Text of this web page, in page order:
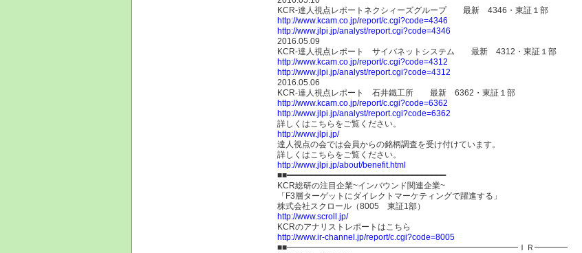
KCR-達人視点レポートネクシィーズグループ 最新 4346・東証１部
http://www.kcam.co.jp/report/c.cgi?code=4346
http://www.jlpi.jp/analyst/report.cgi?code=4346
2016.05.09
KCR-達人視点レポート サイバネットシステム 最新 4312・東証１部
http://www.kcam.co.jp/report/c.cgi?code=4312
http://www.jlpi.jp/analyst/report.cgi?code=4312
2016.05.06
KCR-達人視点レポート 石井鐵工所 最新 6362・東証１部
http://www.kcam.co.jp/report/c.cgi?code=6362
http://www.jlpi.jp/analyst/report.cgi?code=6362
詳しくはこちらをご覧ください。
http://www.jlpi.jp/
達人視点の会では会員からの銘柄調査を受け付けています。
詳しくはこちらをご覧ください。
http://www.jlpi.jp/about/benefit.html
■■━━━━━━━━━━━━━━━━━━━━━━━━━━━━━━━━━
KCR総研の注目企業~インバウンド関連企業~
「F3層ターゲットにダイレクトマーケティングで躍進する」
株式会社スクロール（8005 東証1部）
http://www.scroll.jp/
KCRのアナリストレポートはこちら
http://www.ir-channel.jp/report/c.cgi?code=8005
■■━━━━━━━━━━━━━━━━━━━━━━━━━━━━ＩＲ━━━━